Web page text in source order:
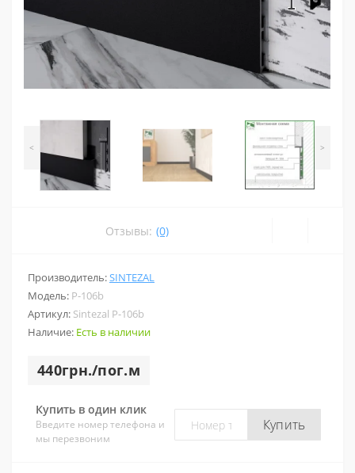
< >
Отзывы: (0)
Производитель:SINTEZAL
Модель: P-106b
Артикул: Sintezal P-106b
Наличие: Есть в наличии
440грн./пог.м
Купить в один клик
Введите номер телефона и
мы перезвоним
Купить